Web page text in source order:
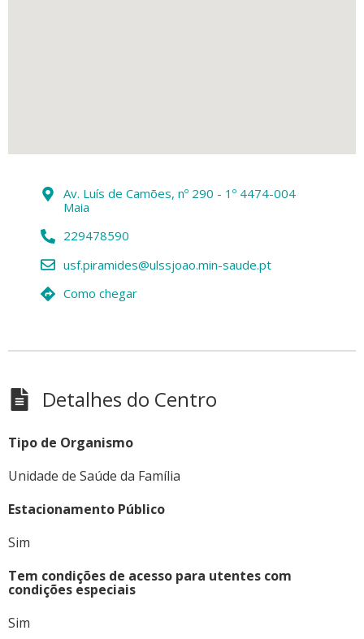
Av. Luís de Camões, nº 290 - 1º 4474-004
Maia
229478590
usf.piramides@ulssjoao.min-saude.pt
Como chegar
Detalhes do Centro
Tipo de Organismo
Unidade de Saúde da Família
Estacionamento Público
Sim
Tem condições de acesso para utentes com
condições especiais
Sim